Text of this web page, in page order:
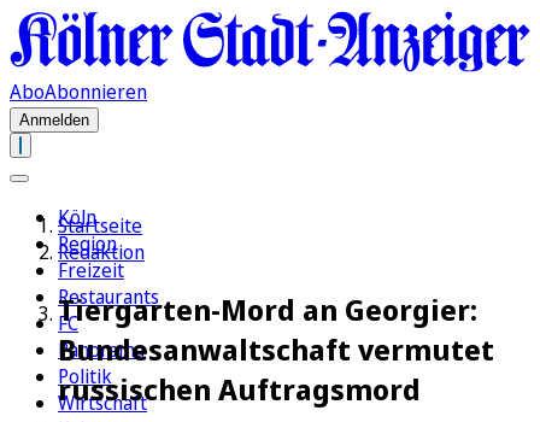
AboAbonnieren
Anmelden
Köln
Region
Freizeit
Restaurants
FC
Panorama
Politik
Wirtschaft
Startseite
Redaktion
Tiergarten-Mord an Georgier:
Bundesanwaltschaft vermutet
russischen Auftragsmord